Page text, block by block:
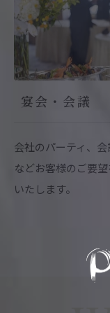
宴会・会議
会社のパーティ、
などお客様のご要
いたします。